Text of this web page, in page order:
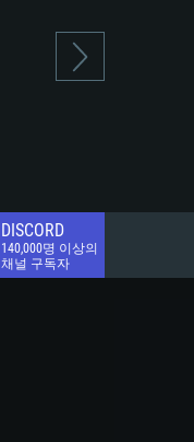
DISCORD
140,000명 이상의
채널 구독자